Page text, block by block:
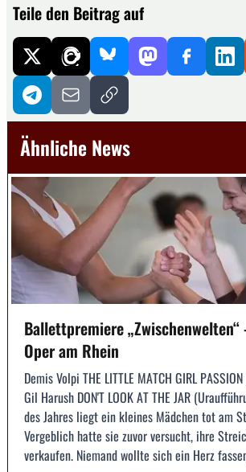
Teile den Beitrag auf
Ähnliche News
Ballettpremiere „Zwischenwelten“
Oper am Rhein
Demis Volpi THE LITTLE MATCH GIRL
Gil Harush DON'T LOOK AT THE JAR
des Jahres liegt ein kleines Mädchen tot am
Vergeblich hatte sie zuvor versucht, ihre
verkaufen. Niemand wollte sich ein Herz